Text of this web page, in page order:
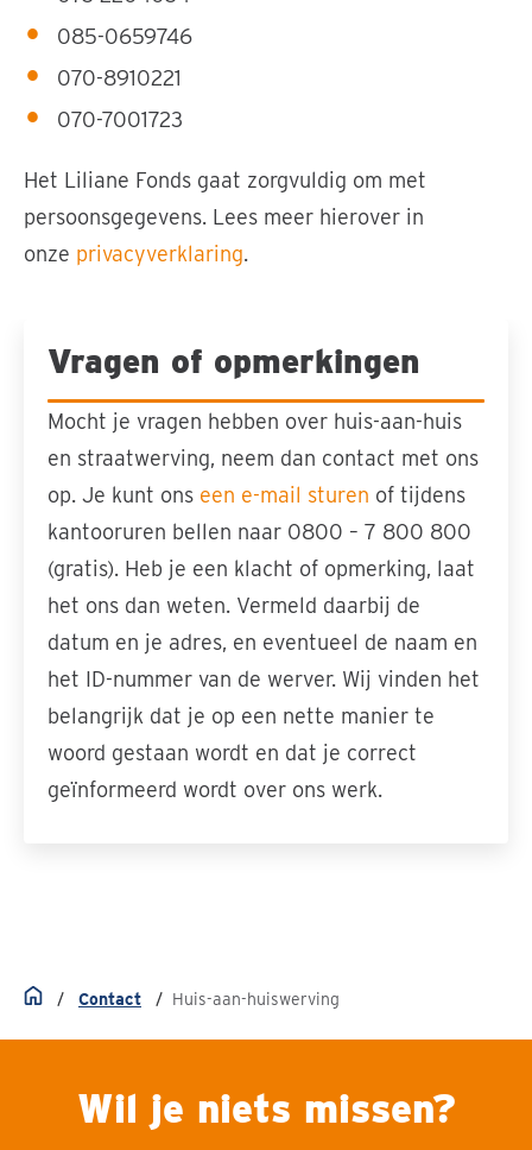
085-0659746
070-8910221
070-7001723
Het Liliane Fonds gaat zorgvuldig om met
persoonsgegevens. Lees meer hierover in
onze privacyverklaring.
Sla carousel over
Vragen of opmerkingen
Mocht je vragen hebben over huis-aan-huis
en straatwerving, neem dan contact met ons
op. Je kunt ons een e-mail sturen of tijdens
kantooruren bellen naar 0800 – 7 800 800
(gratis). Heb je een klacht of opmerking, laat
het ons dan weten. Vermeld daarbij de
datum en je adres, en eventueel de naam en
het ID-nummer van de werver. Wij vinden het
belangrijk dat je op een nette manier te
woord gestaan wordt en dat je correct
geïnformeerd wordt over ons werk.
Home
Contact Huis-aan-huiswerving
Wil je niets missen?